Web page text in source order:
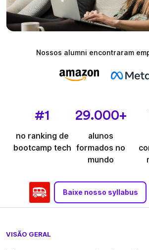
Nossos alumni encontraram
#1
no ranking de
bootcamp tech
29.000+
alunos
formados no
mundo
Baixe nosso syllabus
VISÃO GERAL